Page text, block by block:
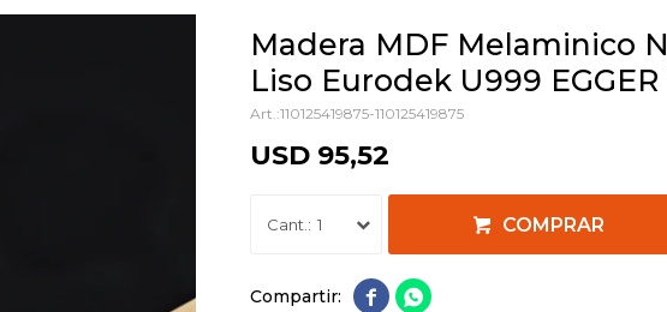
Madera MDF Melaminico
Liso Eurodek U999
110125419875-110125419875
USD 95,52
1 COMPRAR
 